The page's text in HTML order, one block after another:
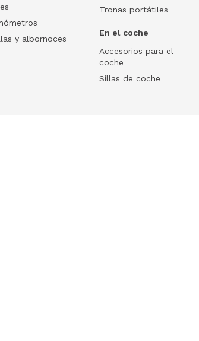
y albornoces
Tronas portátiles
En el coche
Accesorios para el
coche
Sillas de coche